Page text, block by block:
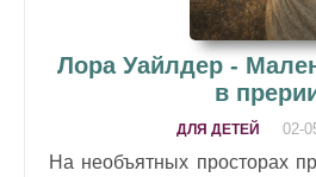
Лора Уайлдер -
в
ДЛЯ ДЕТЕЙ 02-
На необъятных просторах